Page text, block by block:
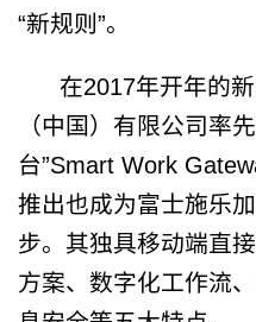
“新规则 ”。
在2017年开年的
（中国）有限公司率
台”Smart Work
推出也成为富士施乐
步。其独具移动端直
方案、数字化工作流